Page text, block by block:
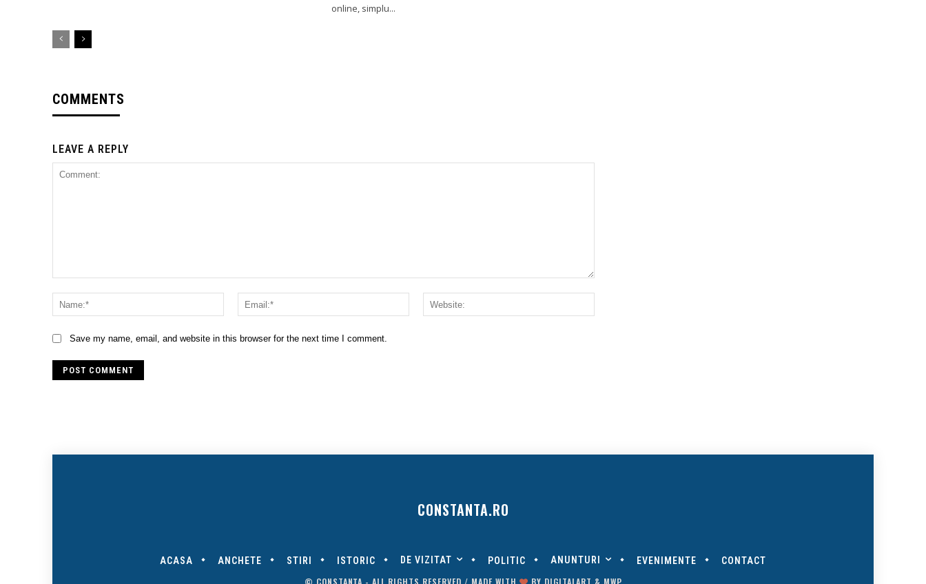
online, simplu...
COMMENTS
LEAVE A REPLY
Name:*
Email:*
Save my name, email, and website in this browser for the next time I comment.
CONSTANTA.RO
ACASA ANCHETE STIRI ISTORIC DE VIZITAT POLITIC ANUNTURI EVENIMENTE CONTACT